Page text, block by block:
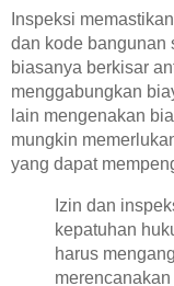
Inspeksi
dan kode bangunan
biasanya berkisar
menggabungkan
lain mengenakan
mungkin
yang dapat
Izin dan
kepatuhan
harus